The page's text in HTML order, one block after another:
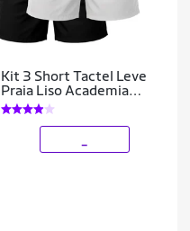
Kit 3 Short Tactel Leve
Praia Liso Academia
Bermuda Masculina